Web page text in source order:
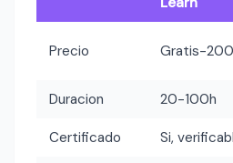
Precio Gratis-
Duracion 20-100h
Certificado Si,